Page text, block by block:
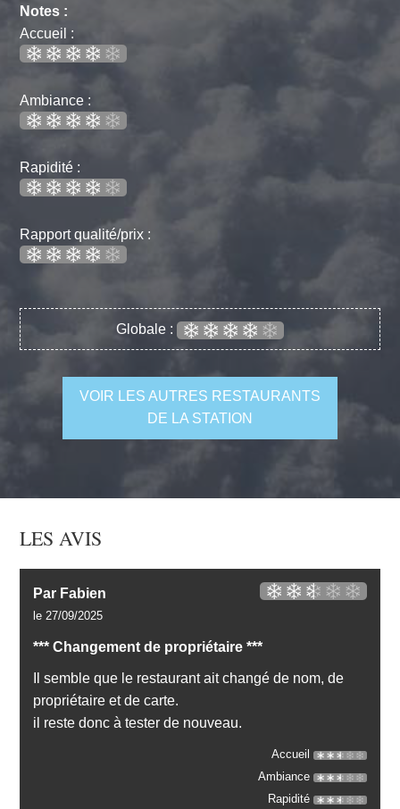
Notes :
Accueil :
Ambiance :
Rapidité :
Rapport qualité/prix :
Globale :
VOIR LES AUTRES RESTAURANTS
DE LA STATION
LES AVIS
Par Fabien
le 27/09/2025
*** Changement de propriétaire ***
Il semble que le restaurant ait changé de nom, de
propriétaire et de carte.
il reste donc à tester de nouveau.
Accueil
Ambiance
Rapidité